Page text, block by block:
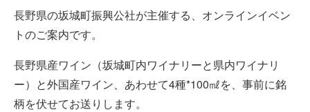
長野県の坂城町振興公社が主催する、オンラインイベン
トのご案内です。
長野県産ワイン（坂城町内ワイナリーと県内ワイナリ
ー）と外国産ワイン、あわせて4種*100㎖を、事前に銘
柄を伏せてお送りします。